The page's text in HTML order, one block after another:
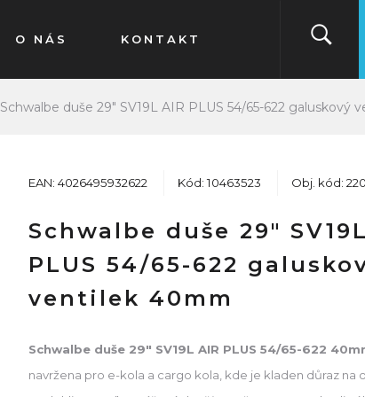
O NÁS KONTAKT
Schwalbe duše 29" SV19L AIR PLUS 54/65-622 galuskový
EAN: 4026495932622 Kód: 10463523 Obj. kód:
Schwalbe duše 29"
PLUS 54/65-622
ventilek 40mm
Schwalbe duše 29" SV19L AIR PLUS 54/65-622
navržena pro e-kola a cargo kola, kde je kladen důraz na